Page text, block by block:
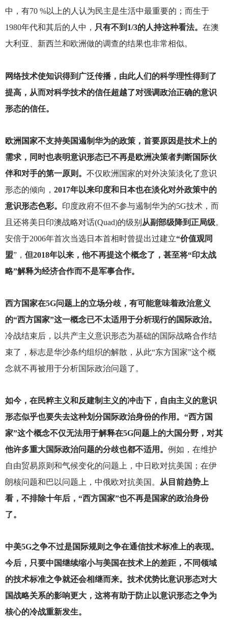
中，有70 %以上的人认为民主是生活中最重要的；而生于
1980年代和其后的人中， 只有不到1/3的人持这种看法。 在澳
大利亚、新西兰和欧洲做的调查的结果也非常相似。
网络技术使知识得到广泛传播，由此人们的科学理性得到了
提高，从而对科学技术的信任超越了对强调政治正确的意识
形态的信任。
欧洲国家不支持美国遏制华为的政策，首要原因是技术上的
需求，同时也表明意识形态已不再是欧洲决策者判断国际伙
伴和对手的第一原则。 不仅欧洲国家的对外决策淡化了意识
形态的倾向， 2017年以来印度和日本也在淡化对外政策中的
意识形态色彩。 印度政府不但不参与遏制华为的5G技术，而
且还将美日印澳战略对话(Quad)的级别 从副部级降到正局级。
安倍于2006年首次当选日本首相时曾提出过建立“价值观同
盟”， 但2018年以来，他不再提这个概念了，甚至将“印太战
略”解释为经济合作而不是军事合作。
西方国家在5G问题上的立场分歧，有可能意味着政治意义
的“西方国家”这一概念已不太适用于分析现行的国际政治。
冷战结束后，以共产主义意识形态为基础的国际战略合作结
束了，标志是华沙条约组织的解散，从此“东方国家”这个概
念就不再被用于分析国际政治问题了。
如今，在民粹主义和反建制主义的冲击下，自由主义的意识
形态似乎也要失去这种划分国际政治身份的作用。“西方国
家”这个概念不仅无法用于解释在5G问题上的大国分野，对其
他许多重大国际政治问题的分歧也都不适用。 例如，在维护
自由贸易原则和气候变化的问题上，中日欧对抗美国；在伊
朗核问题和巴以问题上，中俄欧对抗美国。
从目前趋势上
看，不排除十年后，“西方国家”也不再是国家的政治身份
了。
中美5G之争不过是国际规则之争在通信技术标准上的表现。
今后，只要中国继续缩小与美国在技术上的差距，不同领域
的技术标准之争就还会相继而来。技术优势比意识形态对大
国战略关系的影响更大，这将有助于防止以意识形态之争为
核心的冷战重新发生。